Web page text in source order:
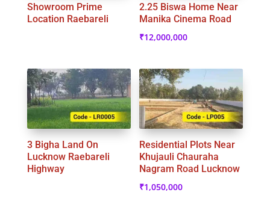
Showroom Prime
Location Raebareli
2.25 Biswa Home Near
Manika Cinema Road
₹12,000,000
3 Bigha Land On
Lucknow Raebareli
Highway
Residential Plots Near
Khujauli Chauraha
Nagram Road Lucknow
₹1,050,000